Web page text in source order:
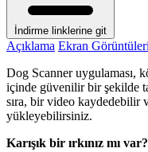
İndirme linklerine git
Açıklama Ekran Görüntüleri
Dog Scanner uygulaması,
içinde güvenilir bir şekilde
sıra, bir video kaydedebilir
yükleyebilirsiniz.
Karışık bir ırkınız mı var?